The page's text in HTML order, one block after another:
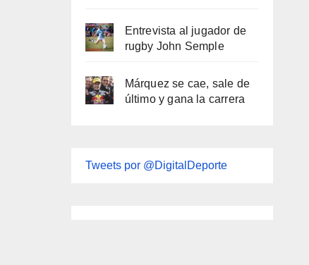
Entrevista al jugador de
rugby John Semple
Márquez se cae, sale de
último y gana la carrera
Tweets por @DigitalDeporte